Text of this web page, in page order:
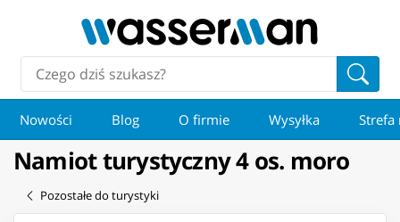
Nowości Blog O firmie Wysyłka Strefa
Namiot turystyczny 4 os. moro
Pozostałe do turystyki